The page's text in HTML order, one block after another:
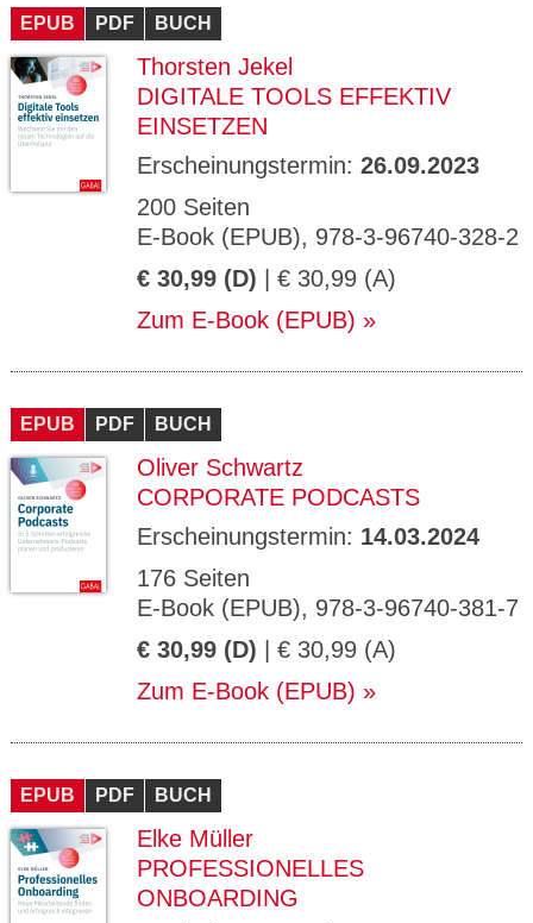
EPUB PDF BUCH
Thorsten Jekel
DIGITALE TOOLS EFFEKTIV
EINSETZEN
Erscheinungstermin: 26.09.2023
200 Seiten
E-Book (EPUB), 978-3-96740-328-2
€ 30,99 (D) | € 30,99 (A)
Zum E-Book (EPUB)
EPUB PDF BUCH
Oliver Schwartz
CORPORATE PODCASTS
Erscheinungstermin: 14.03.2024
176 Seiten
E-Book (EPUB), 978-3-96740-381-7
€ 30,99 (D) | € 30,99 (A)
Zum E-Book (EPUB)
EPUB PDF BUCH
Elke Müller
PROFESSIONELLES
ONBOARDING